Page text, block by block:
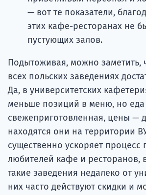
— вот те показатели,
этих кафе-ресторанах не
пустующих залов.
Подытоживая, можно заметить,
всех польских заведениях
Да, в университетских
меньше позиций в меню, но
свежеприготовленная, цены —
находятся они на территории
существенно ускоряет процесс
любителей кафе и ресторанов,
такие заведения недалеко от
них часто действуют скидки и